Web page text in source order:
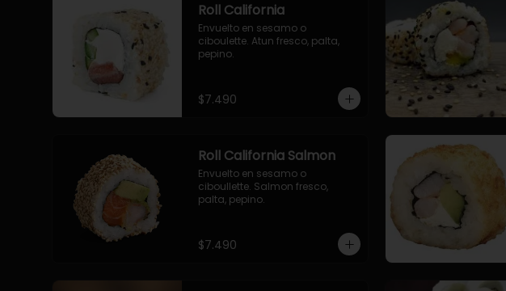
Roll California
Envuelto en sesamo o
ciboulette. Atun fresco, palta,
pepino.
$7.490
Roll California Salmon
Envuelto en sesamo o
ciboullette. Salmon fresco,
palta, pepino.
$7.490